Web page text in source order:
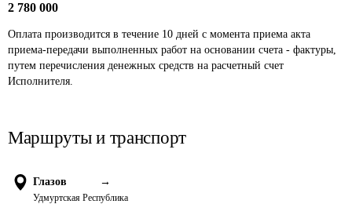
2 780 000
Оплата производится в течение 10 дней с момента приема акта
приема-передачи выполненных работ на основании счета - фактуры,
путем перечисления денежных средств на расчетный счет
Исполнителя.
Маршруты и транспорт
Глазов →
Удмуртская Республика